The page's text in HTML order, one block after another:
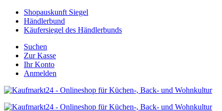
Shopauskunft Siegel
Händlerbund
Käufersiegel des Händlerbunds
Suchen
Zur Kasse
Ihr Konto
Anmelden